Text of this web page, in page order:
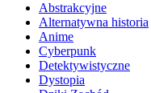
Abstrakcyjne
Alternatywna historia
Anime
Cyberpunk
Detektywistyczne
Dystopia